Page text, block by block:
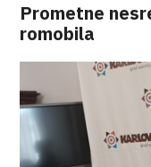
Prometne
romobila